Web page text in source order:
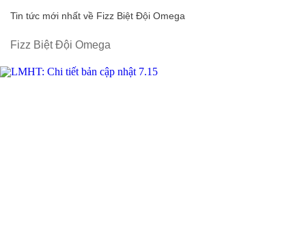
Tin tức mới nhất về Fizz Biệt Đội Omega
Fizz Biệt Đội Omega